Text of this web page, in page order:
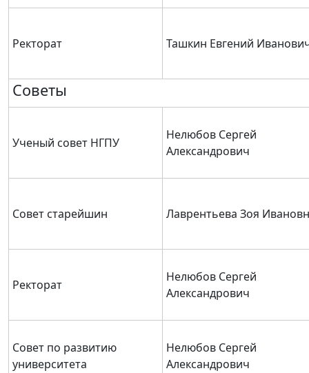
Ректорат Ташкин Евгений
Советы
Ученый совет НГПУ
Нелюбов Сергей
Александрович
Совет старейшин Лаврентьева Зоя
Ректорат
Нелюбов Сергей
Александрович
Совет по развитию
университета
Нелюбов Сергей
Александрович